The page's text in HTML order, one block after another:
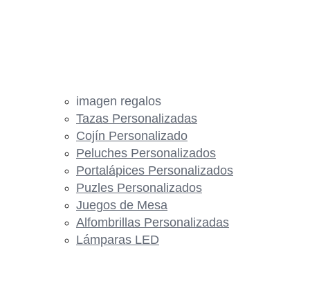
imagen regalos
Tazas Personalizadas
Cojín Personalizado
Peluches Personalizados
Portalápices Personalizados
Puzles Personalizados
Juegos de Mesa
Alfombrillas Personalizadas
Lámparas LED